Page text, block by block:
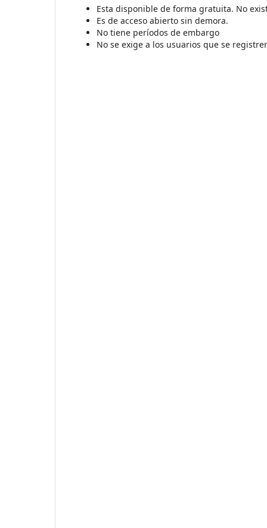
Esta disponible de forma gratuita. No
Es de acceso abierto sin demora.
No tiene períodos de embargo
No se exige a los usuarios que se